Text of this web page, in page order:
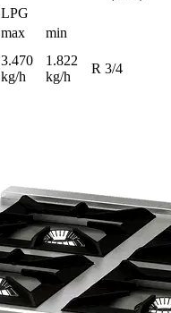
LPG
max
min
3.470
kg/h
1.822
kg/h
R 3/4